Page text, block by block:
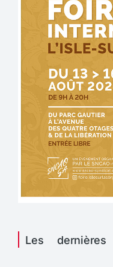
Les dernières